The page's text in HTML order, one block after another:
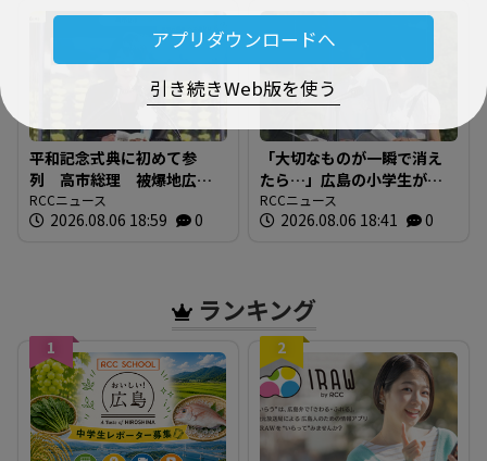
アプリダウンロードへ
引き続きWeb版を使う
平和記念式典に初めて参
列 高市総理 被爆地広島
で何を語る 「非核三原
則」への言及は
RCCニュース
2026.08.06 18:59 0
「大切なものが一瞬で消え
たら…」広島の小学生が語
る「平和への誓い」【被爆
81年】
RCCニュース
2026.08.06 18:41 0
ランキング
1 2